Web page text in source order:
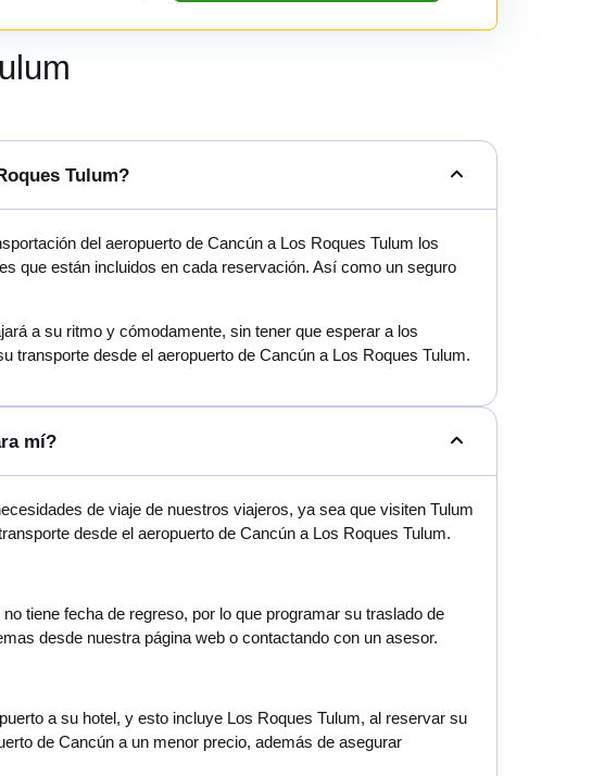
Tulum?
del aeropuerto de Cancún a Los Roques Tulum los
que están incluidos en cada reservación. Así como un seguro
a su ritmo y cómodamente, sin tener que esperar a los
transporte desde el aeropuerto de Cancún a Los Roques Tulum.
mí?
de viaje de nuestros viajeros, ya sea que visiten Tulum
desde el aeropuerto de Cancún a Los Roques Tulum.
tiene fecha de regreso, por lo que programar su traslado de
desde nuestra página web o contactando con un asesor.
a su hotel, y esto incluye Los Roques Tulum, al reservar su
de Cancún a un menor precio, además de asegurar